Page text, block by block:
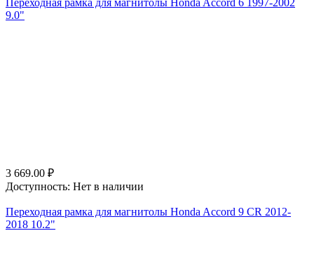
Переходная рамка для магнитолы Honda Accord 6 1997-2002
9.0"
3 669.00 ₽
Доступность: Нет в наличии
Переходная рамка для магнитолы Honda Accord 9 CR 2012-
2018 10.2"